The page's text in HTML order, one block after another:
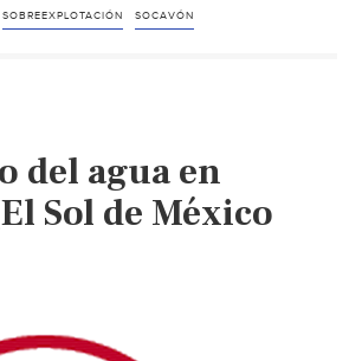
SOBREEXPLOTACIÓN SOCAVÓN
del agua en
Sol de México